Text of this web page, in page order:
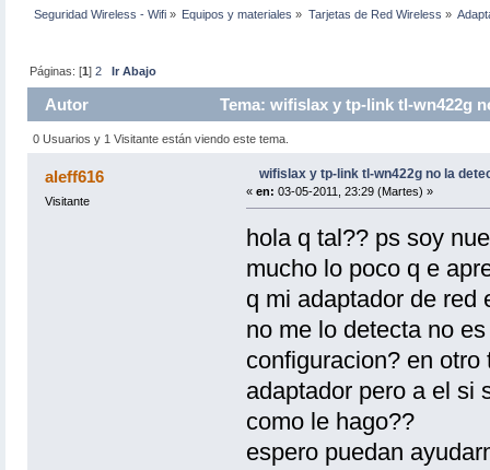
Seguridad Wireless - Wifi » Equipos y materiales » Tarjetas de Red Wireless »
Páginas: [1]2 Ir Abajo
Autor Tema: wifislax y tp-link tl-wn422g
0 Usuarios y 1 Visitante están viendo este tema.
aleff616
Visitante
wifislax y tp-link tl-wn422g no la
« en: 03-05-2011, 23:29 (Martes) »
hola q tal?? ps soy
mucho lo poco q e
q mi adaptador de red
no me lo detecta no
configuracion? en
adaptador pero a el si
como le hago??
espero puedan